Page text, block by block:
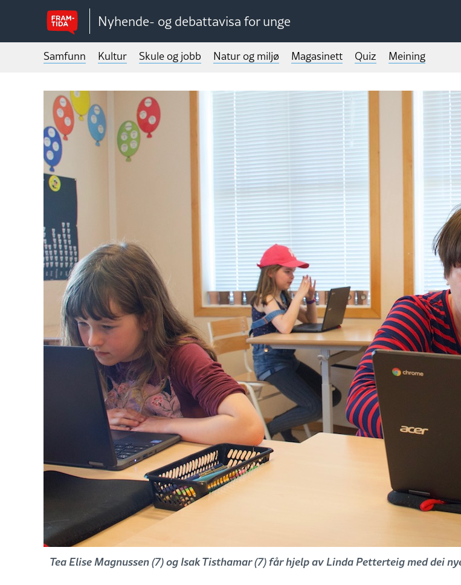
Nyhende- og debattavisa for unge
Samfunn Kultur Skule og jobb Natur og miljø Magasinett Quiz Meining
Tea Elise Magnussen (7) og Isak Tisthamar (7) får hjelp av Linda Petterteig med dei